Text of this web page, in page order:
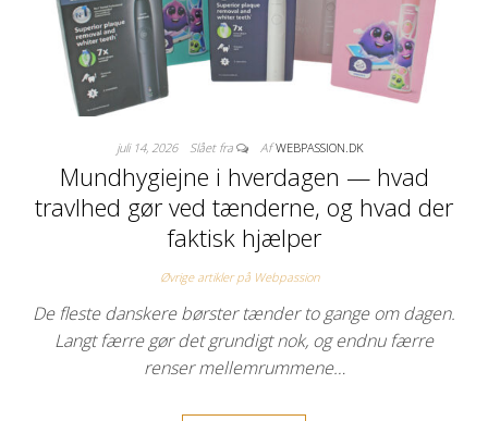
juli 14, 2026 Slået fra Af WEBPASSION.DK
Mundhygiejne i hverdagen — hvad
travlhed gør ved tænderne, og hvad der
faktisk hjælper
Øvrige artikler på Webpassion
De fleste danskere børster tænder to gange om dagen.
Langt færre gør det grundigt nok, og endnu færre
renser mellemrummene…